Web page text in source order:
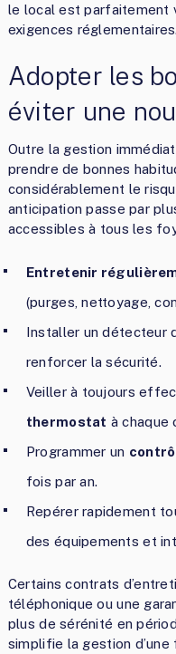
le local est parfaitement
exigences réglementaires.
Adopter les
éviter une
Outre la gestion
prendre de bonnes
considérablement le
anticipation passe par
accessibles à tous les
Entretenir
(purges, nettoyage,
Installer un détecteur
renforcer la sécurité.
Veiller à toujours
thermostat à chaque
Programmer un
fois par an.
Repérer rapidement
des équipements et
Certains contrats
téléphonique ou une
plus de sérénité en
simplifie la gestion